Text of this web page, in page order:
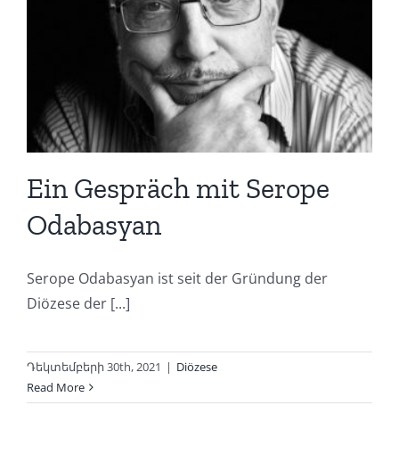
Ein Gespräch mit Serope
Odabasyan
Serope Odabasyan ist seit der Gründung der
Diözese der [...]
Դեկտեմբերի 30th, 2021 | Diözese
Read More